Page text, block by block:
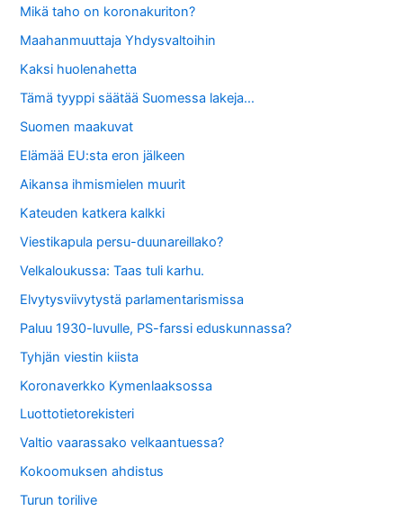
Mikä taho on koronakuriton?
Maahanmuuttaja Yhdysvaltoihin
Kaksi huolenahetta
Tämä tyyppi säätää Suomessa lakeja…
Suomen maakuvat
Elämää EU:sta eron jälkeen
Aikansa ihmismielen muurit
Kateuden katkera kalkki
Viestikapula persu-duunareillako?
Velkaloukussa: Taas tuli karhu.
Elvytysviivytystä parlamentarismissa
Paluu 1930-luvulle, PS-farssi eduskunnassa?
Tyhjän viestin kiista
Koronaverkko Kymenlaaksossa
Luottotietorekisteri
Valtio vaarassako velkaantuessa?
Kokoomuksen ahdistus
Turun torilive